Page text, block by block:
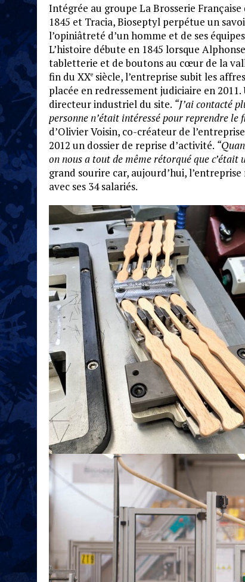
Intégrée au groupe La Brosserie
1845 et Tracia, Bioseptyl perpétue un
l’opiniâtreté d’un homme et de ses
L’histoire débute en 1845 lorsque
tabletterie et de boutons au cœur de la
fin du XXe siècle, l’entreprise subit les
placée en redressement judiciaire en
directeur industriel du site. “J’ai contacté
personne n’était intéressé pour reprendre le
d’Olivier Voisin, co-créateur de
2012 un dossier de reprise d’activité.
on nous a tout de même rétorqué que c’était
grand sourire car, aujourd’hui,
avec ses 34 salariés.